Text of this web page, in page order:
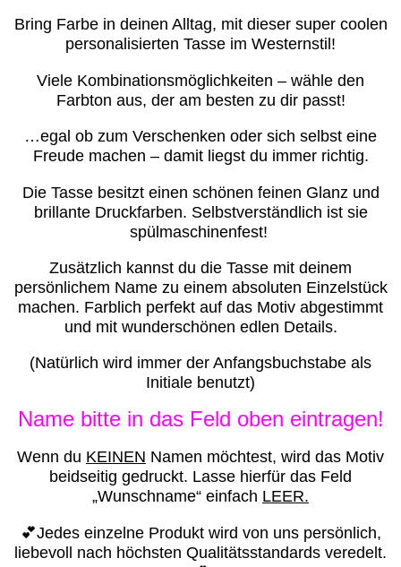
Bring Farbe in deinen Alltag, mit dieser super coolen
personalisierten Tasse im Westernstil!
Viele Kombinationsmöglichkeiten – wähle den
Farbton aus, der am besten zu dir passt!
…egal ob zum Verschenken oder sich selbst eine
Freude machen – damit liegst du immer richtig.
Die Tasse besitzt einen schönen feinen Glanz und
brillante Druckfarben. Selbstverständlich ist sie
spülmaschinenfest!
Zusätzlich kannst du die Tasse mit deinem
persönlichem Name zu einem absoluten Einzelstück
machen. Farblich perfekt auf das Motiv abgestimmt
und mit wunderschönen edlen Details.
(Natürlich wird immer der Anfangsbuchstabe als
Initiale benutzt)
Name bitte in das Feld oben eintragen!
Wenn du KEINEN Namen möchtest, wird das Motiv
beidseitig gedruckt. Lasse hierfür das Feld
„Wunschname“ einfach LEER.
💕Jedes einzelne Produkt wird von uns persönlich,
liebevoll nach höchsten Qualitätsstandards veredelt.